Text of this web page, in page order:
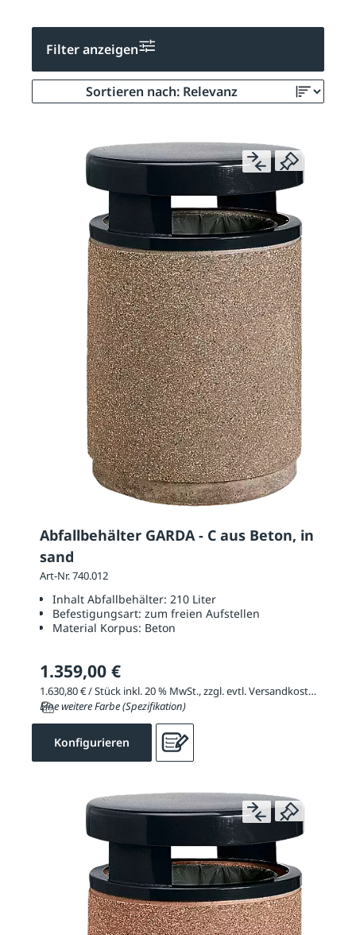
Filter anzeigen
Abfallbehälter GARDA - C aus Beton, in
sand
Art-Nr. 740.012
Inhalt Abfallbehälter: 210 Liter
Befestigungsart: zum freien Aufstellen
Material Korpus: Beton
1.359,00 €
1.630,80 € / Stück inkl. 20 % MwSt., zzgl. evtl. Versandkosten
Eine weitere Farbe (Spezifikation)
Konfigurieren